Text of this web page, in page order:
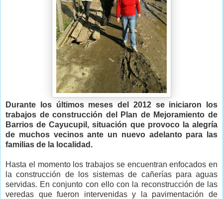
Durante los últimos meses del 2012 se iniciaron los
trabajos de construcción del Plan de Mejoramiento de
Barrios de Cayucupil, situación que provoco la alegría
de muchos vecinos ante un nuevo adelanto para las
familias de la localidad.
Hasta el momento los trabajos se encuentran enfocados en
la construcción de los sistemas de cañerías para aguas
servidas. En conjunto con ello con la reconstrucción de las
veredas que fueron intervenidas y la pavimentación de